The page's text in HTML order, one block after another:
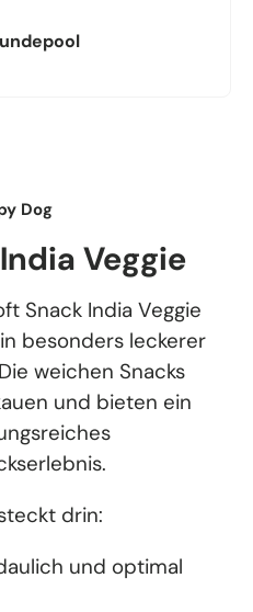
Dog
Veggie
Snack India Veggie
besonders leckerer
weichen Snacks
und bieten ein
drin:
und optimal